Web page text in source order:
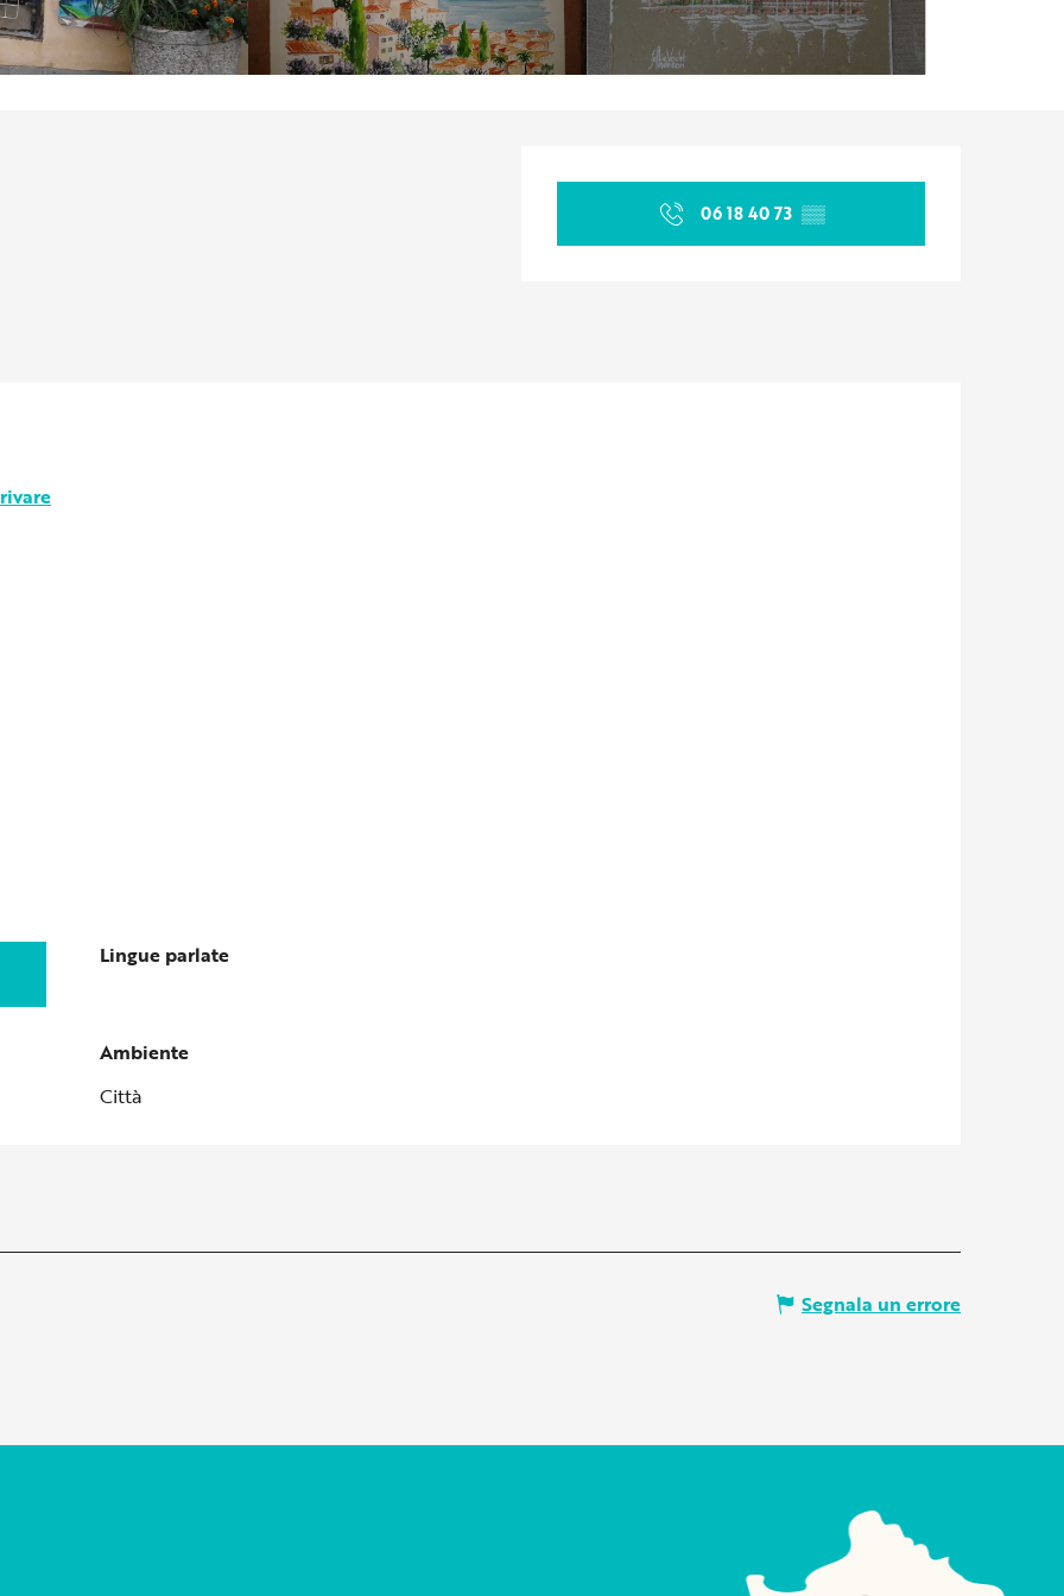
Orari e contatti
06 18 40 73 ▒▒
Lingue parlate
Lingue parlate
Ambiente
Ambiente
Città
Segnala un errore